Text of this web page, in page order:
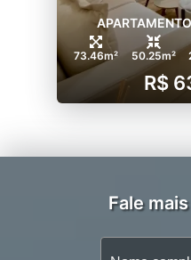
73.46m² 50.25m²
R$
Fale